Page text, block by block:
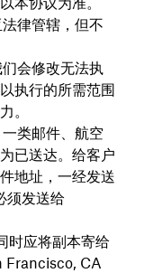
律管辖，但不
会修改无法执
执行的所需范围
。
类邮件、航空
已送达。给客户
地址，一经发送
须发送给
时应将副本寄给
Francisco, CA